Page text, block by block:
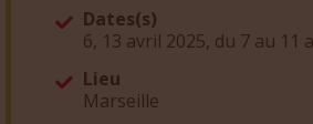
Dates(s)
6, 13 avril 2025, du 7 au 11
Lieu
Marseille